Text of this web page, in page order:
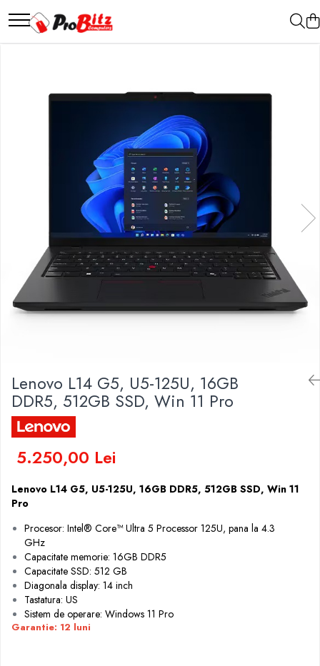
Toate Produsele
Laptopuri
Laptopuri Refurbished
Laptopuri Second-hand
Componente NOI Laptop
Hard Disk-uri laptop
Baterii laptop
Componente REFURBISHED Laptop
Hard Disk-uri Refurbished
Accesorii Laptop
Incarcatoare laptop refurbished
Standuri și Coolere Laptop
Alte accesorii
PC, Componente & Software
Calculatoare
Calculatoare NOI
Calculatoare Mini NOI
Calculatoare SECOND-HAND
Calculatoare GAMING
Calculatoare REFURBISHED
Calculatoare RENEW
Calculatoare WORKSTATION
Componente PC NOI
Lenovo L14 G5, U5-125U, 16GB
DDR5, 512GB SSD, Win 11 Pro
5.250,00 Lei
Lenovo L14 G5, U5-125U, 16GB DDR5, 512GB SSD, Win 11
Pro
Procesor: Intel® Core™ Ultra 5 Processor 125U, pana la 4.3
GHz
Capacitate memorie: 16GB DDR5
Capacitate SSD: 512 GB
Diagonala display: 14 inch
Tastatura: US
Sistem de operare: Windows 11 Pro
Garantie: 12 luni